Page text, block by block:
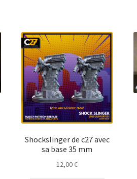
Shockslinger de c27 avec
sa base 35 mm
12,00€